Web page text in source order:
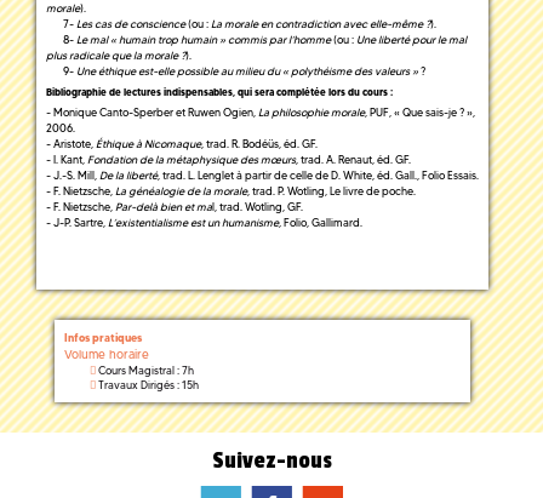
morale).
7- Les cas de conscience(ou : La morale en contradiction avec elle-même ?).
8- Le mal « humain trop humain » commis par l’homme(ou : Une liberté pour le mal
plus radicale que la morale ?).
9- Une éthique est-elle possible au milieu du « polythéisme des valeurs »?
Bibliographie de lectures indispensables, qui sera complétée lors du cours :
- Monique Canto-Sperber et Ruwen Ogien, La philosophie morale, PUF, « Que sais-je ? »,
2006.
- Aristote, Éthique à Nicomaque, trad. R. Bodéüs, éd. GF.
- I. Kant, Fondation de la métaphysique des mœurs, trad. A. Renaut, éd. GF.
- J.-S. Mill, De la liberté, trad. L. Lenglet à partir de celle de D. White, éd. Gall., Folio Essais.
- F. Nietzsche, La généalogie de la morale, trad. P. Wotling, Le livre de poche.
- F. Nietzsche, Par-delà bien et mal, trad. Wotling, GF.
- J-P. Sartre, L’existentialisme est un humanisme, Folio, Gallimard.
Infos pratiques
Volume horaire
Cours Magistral : 7h
Travaux Dirigés : 15h
Suivez-nous